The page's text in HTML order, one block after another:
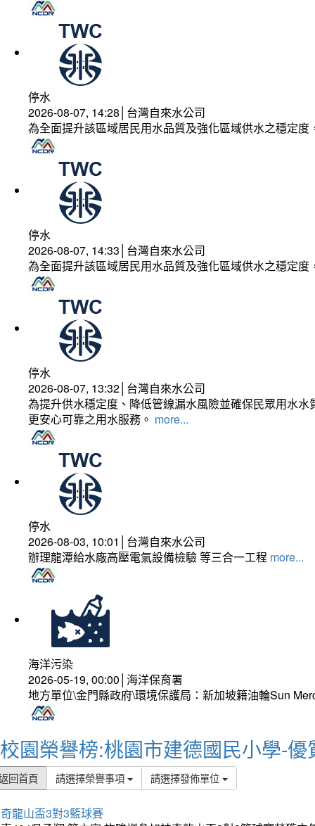
停水
2026-08-07, 14:28│台灣自來水公司
為全面提升該區域居民用水品質及強化區域供水之穩定
停水
2026-08-07, 14:33│台灣自來水公司
為全面提升該區域居民用水品質及強化區域供水之穩定
停水
2026-08-07, 13:32│台灣自來水公司
為提升供水穩定度、降低管線漏水風險並確保民眾用水
更安心可靠之用水服務。 more...
停水
2026-08-03, 10:01│台灣自來水公司
辦理龍潭給水廠高壓電氣設備檢驗 等三合一工程 more...
海洋污染
2026-05-19, 00:00│海洋保育署
地方單位\金門縣政府\環境保護局：新加坡籍油輪Sun
校園榮譽榜:桃園市建德國民小學-優
回首頁 請選擇榮譽事項 請選擇發佈單位
龍山盃3對3籃球賽